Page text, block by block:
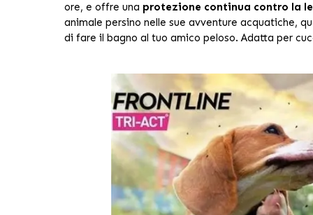
ore, e offre una protezione continua contro la
animale persino nelle sue avventure acquatiche,
di fare il bagno al tuo amico peloso. Adatta per